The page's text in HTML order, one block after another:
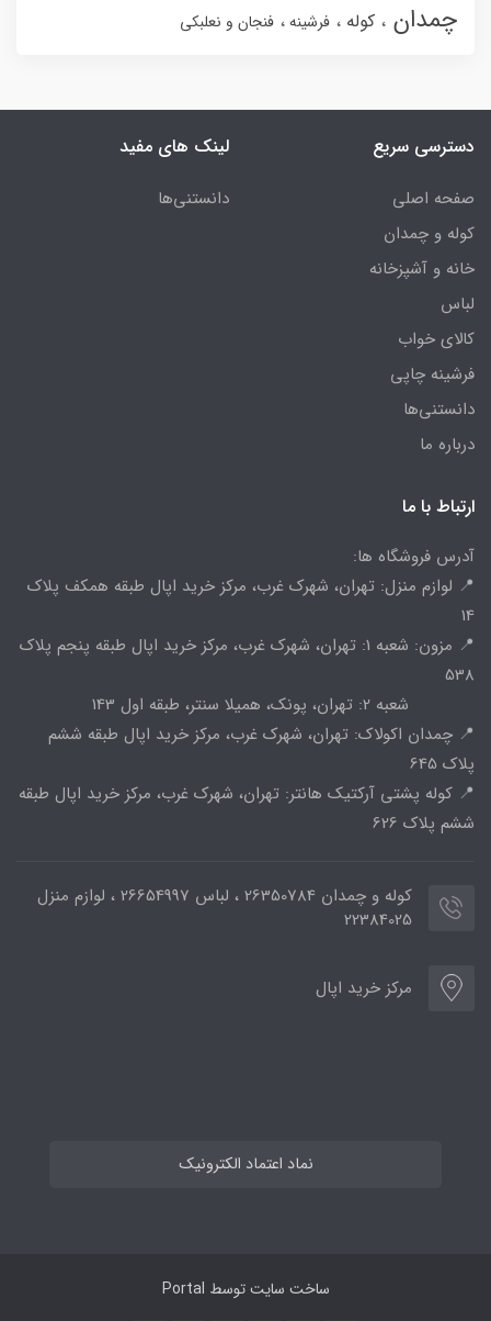
چمدان کوله فرشینه فنجان و نعلبکی
دسترسی سریع
صفحه اصلی
کوله و چمدان
خانه و آشپزخانه
لباس
کالای خواب
فرشینه چاپی
دانستنی‌ها
درباره ما
لینک های مفید
دانستنی‌ها
ارتباط با ما
آدرس فروشگاه ها:
📍 لوازم منزل: تهران، شهرک غرب، مرکز خرید اپال طبقه همکف پلاک
14
📍 مزون: شعبه 1: تهران، شهرک غرب، مرکز خرید اپال طبقه پنجم پلاک
538
شعبه 2: تهران، پونک، همیلا سنتر، طبقه اول 143
📍 چمدان اکولاک: تهران، شهرک غرب، مرکز خرید اپال طبقه ششم
پلاک 645
📍 کوله پشتی آرکتیک هانتر: تهران، شهرک غرب، مرکز خرید اپال طبقه
ششم پلاک 626
کوله و چمدان 26350784 ، لباس 26654997 ، لوازم منزل
22384025
مرکز خرید اپال
نماد اعتماد الکترونیک
ساخت سایت توسط Portal